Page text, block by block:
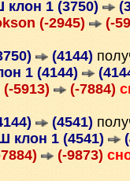
1 (3750)
(-2945)
(-
(4144)
1 (4144)
5913) (-7884)
(4541)
1 (4541)
(-9873)